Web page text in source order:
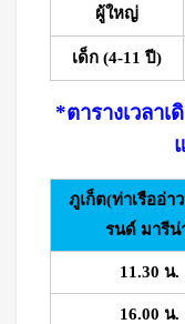
ผู้ใหญ่
เด็ก (4-11 ปี)
*ตารางเวลาเ
ภูเก็ต(ท่าเรืออ่า
รนด์ มารีน่
11.30 น.
16.00 น.